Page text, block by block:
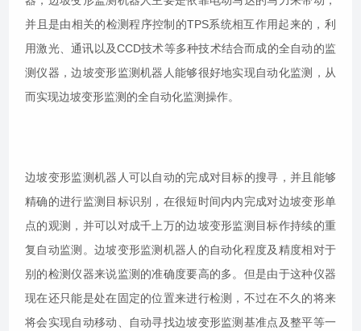
并且是由相关的检测程序控制的TPS系统相互作用起来的，利
用激光、通讯以及CCD技术等多种技术结合而成的全自动的监
测仪器，边坡变形监测机器人能够很好地实现自动化监测，从
而实现边坡变形监测的全自动化监测操作。
边坡变形监测机器人可以自动的完成对目标的搜寻，并且能够
精确的进行监测目标识别，在很短时间内内完成对边坡变形单
点的观测，并可以对成千上万的边坡变形监测目标作持续的重
复自动监测。边坡变形监测机器人的自动化程度及精度相对于
别的检测仪器来说监测的准确度要高的多。但是由于这种仪器
现在还只能是处在固定的位置来进行检测，不过在不久的将来
将会实现自动移动、自动寻找边坡变形监测基准点及整平等一